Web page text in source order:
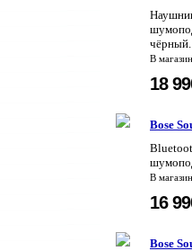
чёрный.
В
18
Bose
В
16
Bose